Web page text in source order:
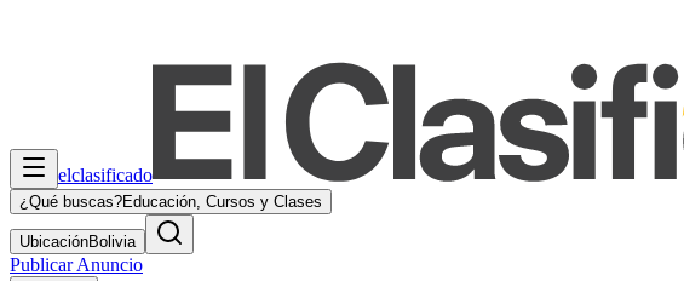
elclasificado
¿Qué buscas?Educación, Cursos y Clases
UbicaciónBolivia
Publicar Anuncio